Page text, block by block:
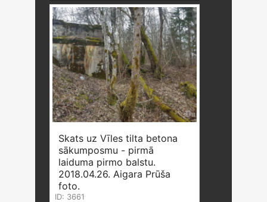
Skats uz Vīles tilta betona
sākumposmu - pirmā
laiduma pirmo balstu.
2018.04.26. Aigara Prūša
foto.
ID: 3661